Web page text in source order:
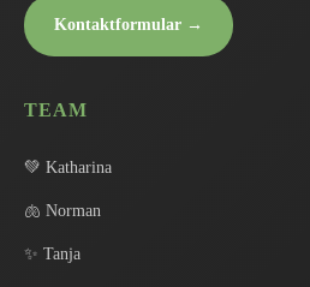
Kontaktformular →
TEAM
💚 Katharina
🫁 Norman
✨ Tanja